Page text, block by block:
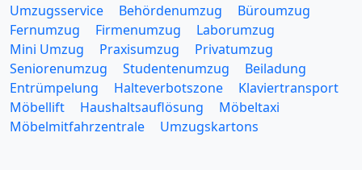
Umzugsservice Behördenumzug
Büroumzug
Fernumzug
Firmenumzug
Laborumzug
Mini Umzug
Praxisumzug
Privatumzug
Seniorenumzug
Studentenumzug
Beiladung
Entrümpelung
Halteverbotszone
Klaviertransport
Möbellift
Haushaltsauflösung
Möbeltaxi
Möbelmitfahrzentrale
Umzugskartons